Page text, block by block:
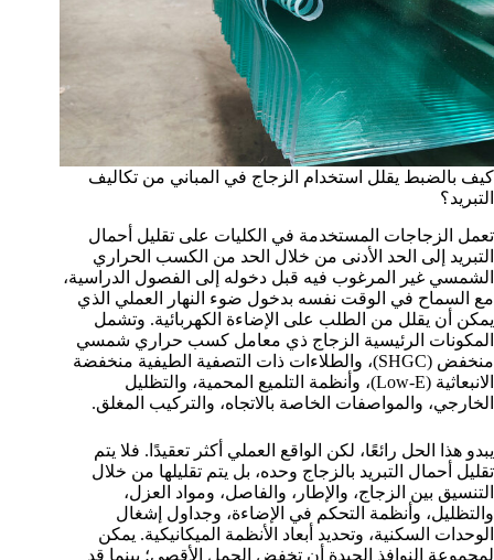
كيف بالضبط يقلل استخدام الزجاج في المباني من تكاليف
التبريد؟
تعمل الزجاجات المستخدمة في الكليات على تقليل أحمال
التبريد إلى الحد الأدنى من خلال الحد من الكسب الحراري
الشمسي غير المرغوب فيه قبل دخوله إلى الفصول الدراسية،
مع السماح في الوقت نفسه بدخول ضوء النهار العملي الذي
يمكن أن يقلل من الطلب على الإضاءة الكهربائية. وتشمل
المكونات الرئيسية الزجاج ذي معامل كسب حراري شمسي
منخفض (SHGC)، والطلاءات ذات التصفية الطيفية منخفضة
الانبعاثية (Low-E)، وأنظمة التلميع المحمية، والتظليل
الخارجي، والمواصفات الخاصة بالاتجاه، والتركيب المغلق.
يبدو هذا الحل رائعًا، لكن الواقع العملي أكثر تعقيدًا. فلا يتم
تقليل أحمال التبريد بالزجاج وحده، بل يتم تقليلها من خلال
التنسيق بين الزجاج، والإطار، والفاصل، ومواد العزل،
والتظليل، وأنظمة التحكم في الإضاءة، وجداول إشغال
الوحدات السكنية، وتحديد أبعاد الأنظمة الميكانيكية. يمكن
لمجموعة النوافذ الجيدة أن تخفض الحمل الأقصى؛ بينما قد